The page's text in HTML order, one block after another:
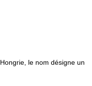
le nom désigne un